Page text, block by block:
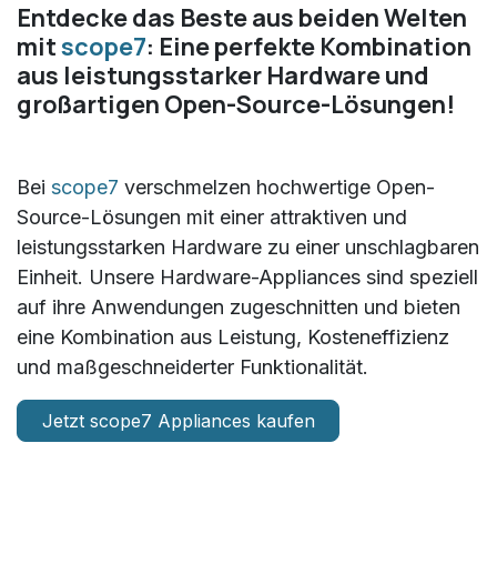
Entdecke das Beste aus beiden Welten
mitscope7: Eine perfekte Kombination
aus leistungsstarker Hardware und
großartigen Open-Source-Lösungen!
Bei scope7 verschmelzen hochwertige Open-
Source-Lösungen mit einer attraktiven und
leistungsstarken Hardware zu einer unschlagbaren
Einheit. Unsere Hardware-Appliances sind speziell
auf ihre Anwendungen zugeschnitten und bieten
eine Kombination aus Leistung, Kosteneffizienz
und maßgeschneiderter Funktionalität.
Jetzt scope7 Appliances kaufen